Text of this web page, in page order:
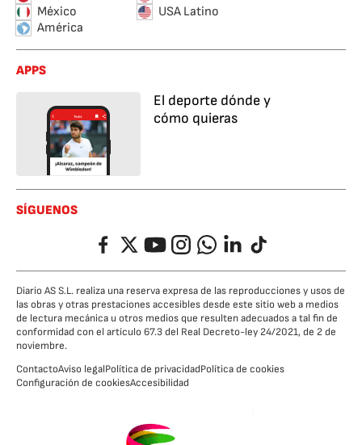
México
USA Latino
América
APPS
El deporte dónde y
cómo quieras
SÍGUENOS
FacebookTwitterYouTubeInstagramWhatsappLinkedIn
TikTok
Diario AS S.L. realiza una reserva expresa de las reproducciones y usos de
las obras y otras prestaciones accesibles desde este sitio web a medios
de lectura mecánica u otros medios que resulten adecuados a tal fin de
conformidad con el artículo 67.3 del Real Decreto-ley 24/2021, de 2 de
noviembre.
ContactoAviso legalPolítica de privacidadPolítica de cookies
Configuración de cookiesAccesibilidad